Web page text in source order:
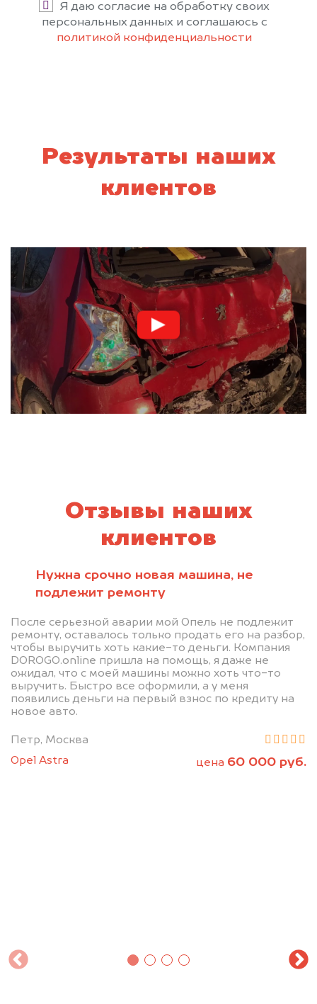
Я даю согласие на обработку своих
персональных данных и соглашаюсь с
политикой конфиденциальности
Результаты наших
клиентов
Отзывы наших
клиентов
Нужна срочно новая машина, не
подлежит ремонту
После серьезной аварии мой Опель не подлежит
ремонту, оставалось только продать его на разбор,
чтобы выручить хоть какие-то деньги. Компания
DOROGO.online пришла на помощь, я даже не
ожидал, что с моей машины можно хоть что-то
выручить. Быстро все оформили, а у меня
появились деньги на первый взнос по кредиту на
новое авто.
Петр, Москва
Opel Astra
цена 60 000 руб.